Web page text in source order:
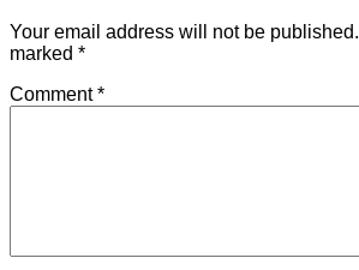
Your email address will not be published.
marked *
Comment*